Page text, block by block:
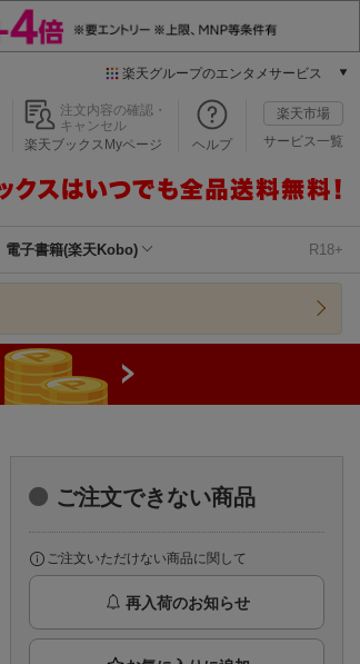
楽天グループのエンタメサービス
本/ゲーム/CD/DVD
楽天ブックス
楽天Kobo
楽天チケット
エンタメニュース
推し楽
注文内容の確認・
キャンセル
楽天ブックスMyページ
ヘルプ
楽天市場
サービス一覧
電子書籍(楽天Kobo) R18+
ご注文できない商品
ご注文いただけない商品に関して
再入荷のお知らせ